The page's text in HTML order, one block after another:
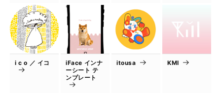
i c o ／ イコ
iFace インナ
ーシート テ
ンプレート
itousa KMI